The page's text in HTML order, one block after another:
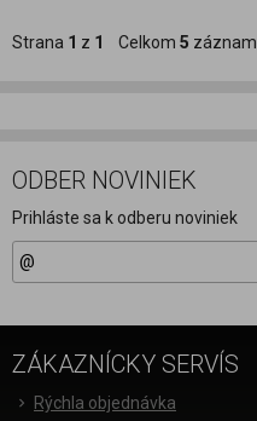
Strana 1 z 1 Celkom 5
ODBER NOVINIEK
Prihláste sa k odberu noviniek
ZÁKAZNÍCKY SERVÍS
Rýchla objednávka